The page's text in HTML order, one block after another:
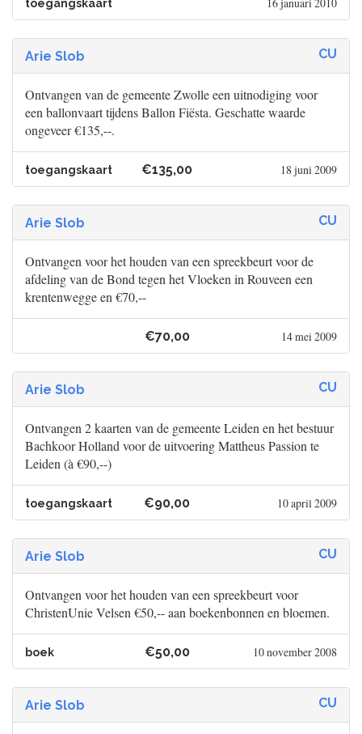
toegangskaart 16 januari 2010
Arie Slob CU
Ontvangen van de gemeente Zwolle een uitnodiging voor
een ballonvaart tijdens Ballon Fiësta. Geschatte waarde
ongeveer €135,--.
toegangskaart €135,00 18 juni 2009
Arie Slob CU
Ontvangen voor het houden van een spreekbeurt voor de
afdeling van de Bond tegen het Vloeken in Rouveen een
krentenwegge en €70,--
€70,00 14 mei 2009
Arie Slob CU
Ontvangen 2 kaarten van de gemeente Leiden en het bestuur
Bachkoor Holland voor de uitvoering Mattheus Passion te
Leiden (à €90,--)
toegangskaart €90,00 10 april 2009
Arie Slob CU
Ontvangen voor het houden van een spreekbeurt voor
ChristenUnie Velsen €50,-- aan boekenbonnen en bloemen.
boek €50,00 10 november 2008
Arie Slob CU